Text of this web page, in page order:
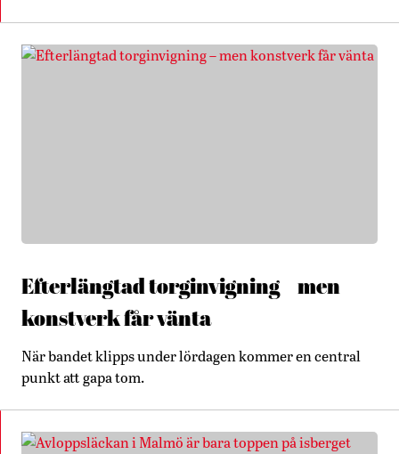
Efterlängtad torginvigning – men
konstverk får vänta
När bandet klipps under lördagen kommer en central
punkt att gapa tom.